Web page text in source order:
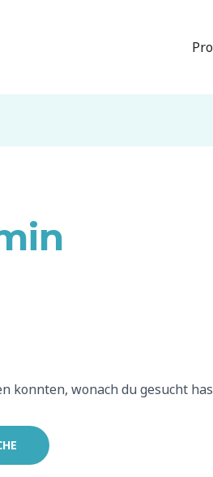
konnten, wonach du gesucht